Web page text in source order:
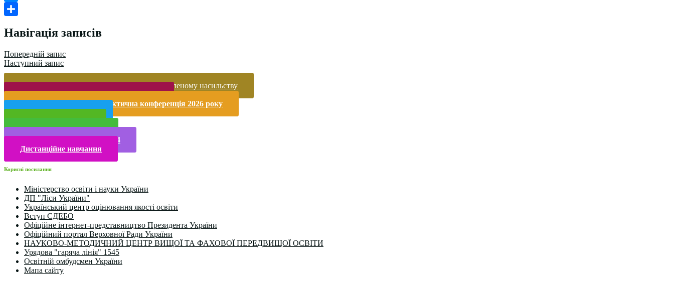
Classroom
Messenger
Навігація записів
Попередній запис
Наступний запис
Запобігання домашньому та гендерно-зумовленому насильству
Міжнародна науково-практична конференція 2026 року
Конкурси та олімпіади 2024
Дистанційне навчання
Корисні посилання
Міністерство освіти і науки України
ДП "Ліси України"
Український центр оцінювання якості освіти
Вступ ЄДЕБО
Офіційне інтернет-представництво Президента України
Офіційний портал Верховної Ради України
НАУКОВО-МЕТОДИЧНИЙ ЦЕНТР ВИЩОЇ ТА ФАХОВОЇ ПЕРЕДВИЩОЇ ОСВІТИ
Урядова "гаряча лінія" 1545
Освітній омбудсмен України
Мапа сайту